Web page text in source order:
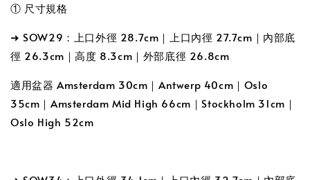
① 尺寸規格
➜ SOW29：上口外徑 28.7cm｜上口內徑 27.7cm ｜ 內部底
徑 26.3cm｜高度 8.3cm｜外部底徑 26.8cm
適用盆器 Amsterdam 30cm ｜Antwerp 40cm ｜Oslo
35cm ｜Amsterdam Mid High 66cm ｜Stockholm 31cm ｜
Oslo High 52cm